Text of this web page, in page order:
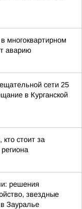
многоквартирном
аварию
сети 25
в Курганской
стоит за
решения
звездные
Зауралье